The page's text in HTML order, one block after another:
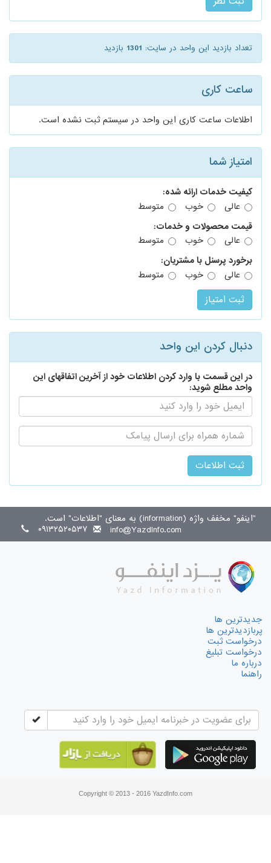
تعداد بازدید این واحد در سایت:1301بازدید
ساعت کاری
اطلاعات ساعت کاری این واحد در سیستم ثبت نشده است.
امتیاز شما
کیفیت خدمات ارائه شده:
عالی
خوب
متوسط
قیمت محصولات و خدمات:
عالی
خوب
متوسط
برخورد پرسنل با مشتریان:
عالی
خوب متوسط
دنبال کردن این واحد
در این قسمت با وارد کردن اطلاعات خود از آخرین اتفاقهای این
واحد مطلع شوید:
ایمیل:
اطلاع
رسانی
طریق
پیامک:
"اینفو" مخفف واژه (information) به معنای "اطلاعات" است.
۰۹۱۳۲۵۲۰۵۳۷
info@YazdInfo.com
جدیدترین ها
پربازدیدترین ها
درخواست ثبت
درخواست تبلیغ
درباره ما
راهنما
Copyright © 2013 - 2016 YazdInfo.com